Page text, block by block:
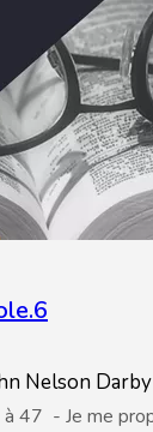
Nelson Darby
47 - Je me